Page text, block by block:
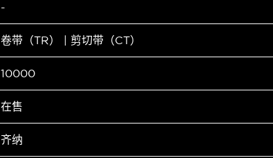
-
卷带（TR） | 剪切带（CT）
10000
在售
齐纳